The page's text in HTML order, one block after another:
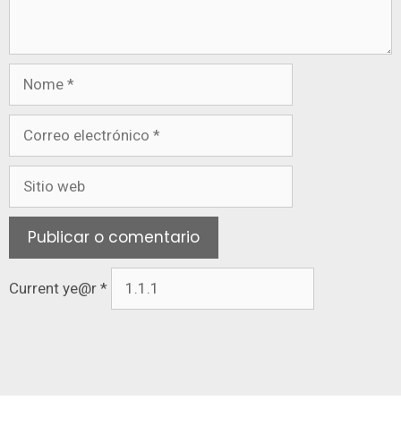
Current ye@r *